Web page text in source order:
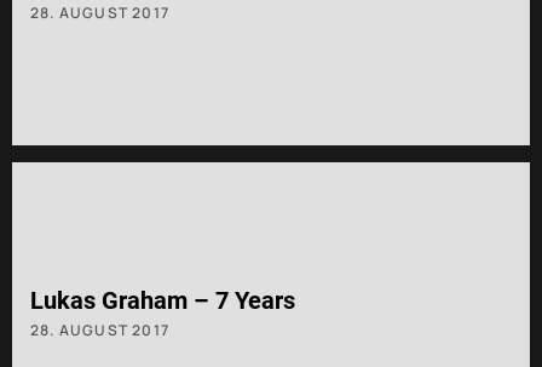
28. AUGUST 2017
Lukas Graham – 7 Years
28. AUGUST 2017